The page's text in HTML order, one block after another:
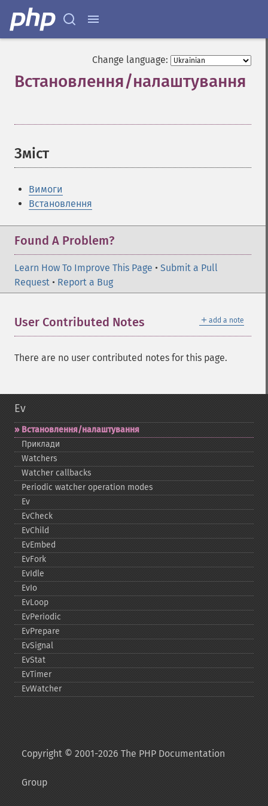
Change language:
Встановлення/налаштування
Зміст
Вимоги
Встановлення
Found A Problem?
Learn How To Improve This Page • Submit a Pull
Request • Report a Bug
＋ add a note
User Contributed Notes
There are no user contributed notes for this page.
Ev
Встановлення/налаштування
Приклади
Watchers
Watcher callbacks
Periodic watcher operation modes
Ev
EvCheck
EvChild
EvEmbed
EvFork
EvIdle
EvIo
EvLoop
EvPeriodic
EvPrepare
EvSignal
EvStat
EvTimer
EvWatcher
Copyright © 2001-2026 The PHP Documentation
Group